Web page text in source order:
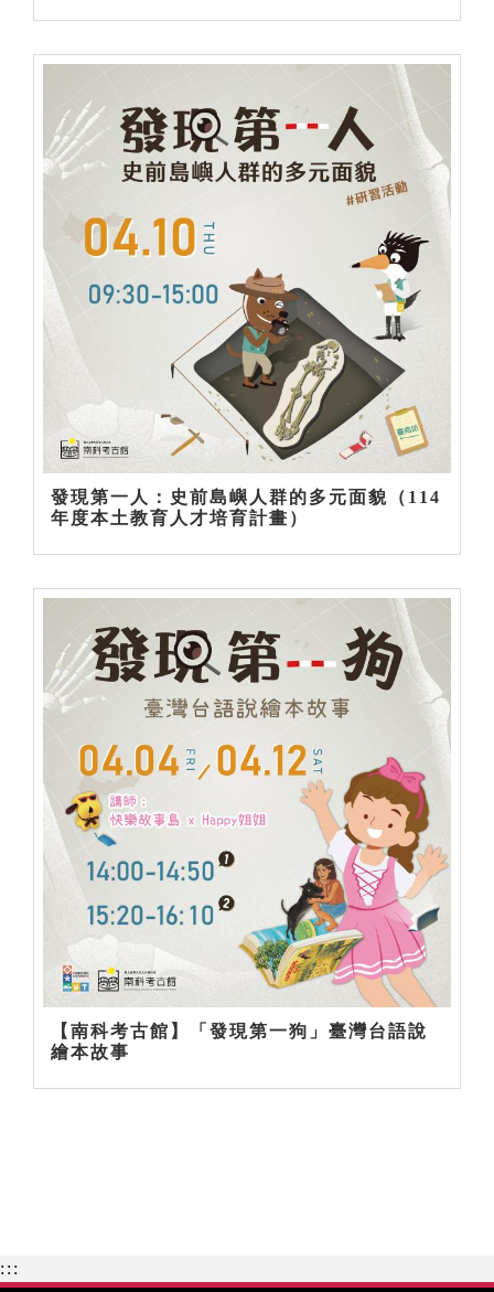
發現第一人：史前島嶼人群的多元面貌（114
年度本土教育人才培育計畫）
【南科考古館】「發現第一狗」臺灣台語說
繪本故事
:::